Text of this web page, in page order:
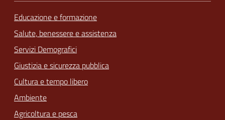
Educazione e formazione
Salute, benessere e assistenza
Servizi Demografici
Giustizia e sicurezza pubblica
Cultura e tempo libero
Ambiente
Agricoltura e pesca